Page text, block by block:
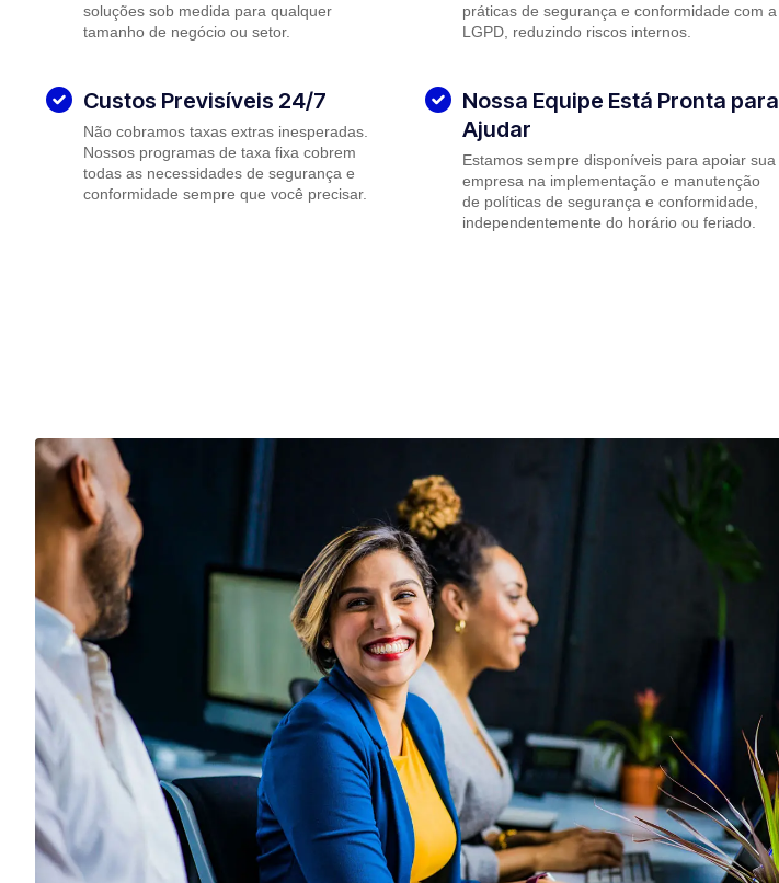
soluções sob medida para qualquer
tamanho de negócio ou setor.
Custos Previsíveis 24/7
Não cobramos taxas extras inesperadas.
Nossos programas de taxa fixa cobrem
todas as necessidades de segurança e
conformidade sempre que você precisar.
práticas de segurança e conformidade com a
LGPD, reduzindo riscos internos.
Nossa Equipe Está Pronta para
Ajudar
Estamos sempre disponíveis para apoiar sua
empresa na implementação e manutenção
de políticas de segurança e conformidade,
independentemente do horário ou feriado.